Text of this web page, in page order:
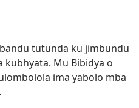
tutunda ku jimbundu
kubhyata. Mu Bibidya o
ima yabolo mba
.